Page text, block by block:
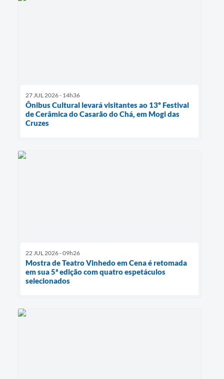
27 JUL 2026 - 14h36
Ônibus Cultural levará visitantes ao 13º Festival
de Cerâmica do Casarão do Chá, em Mogi das
Cruzes
22 JUL 2026 - 09h26
Mostra de Teatro Vinhedo em Cena é retomada
em sua 5ª edição com quatro espetáculos
selecionados